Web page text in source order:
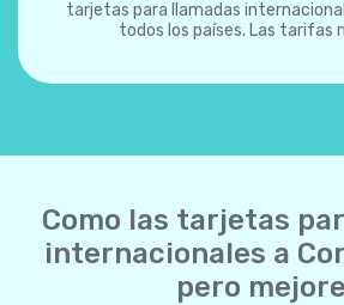
tarjetas para llamadas
todos los países. Las tarifas
Como las tarjetas
internacionales a
pero